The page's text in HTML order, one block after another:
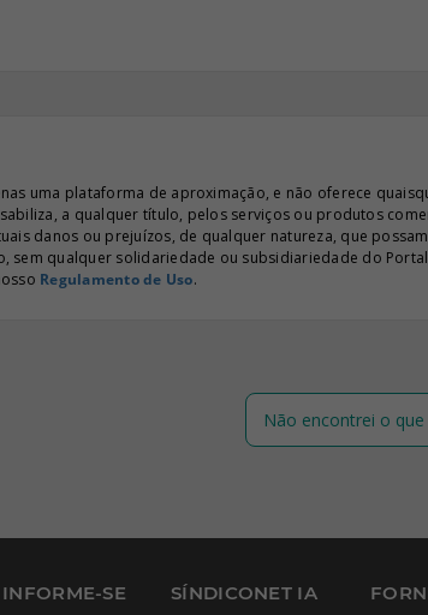
uma plataforma de aproximação, e não oferece
a qualquer título, pelos serviços ou produtos
danos ou prejuízos, de qualquer natureza, que
sem qualquer solidariedade ou subsidiariedade do Portal
Regulamento de Uso.
Não encontrei o
INFORME-SE SÍNDICONET IA